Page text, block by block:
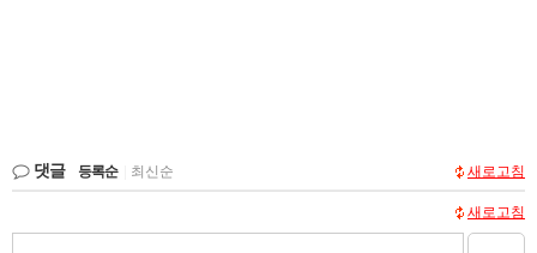
댓글 등록순 최신순 새로고침
새로고침